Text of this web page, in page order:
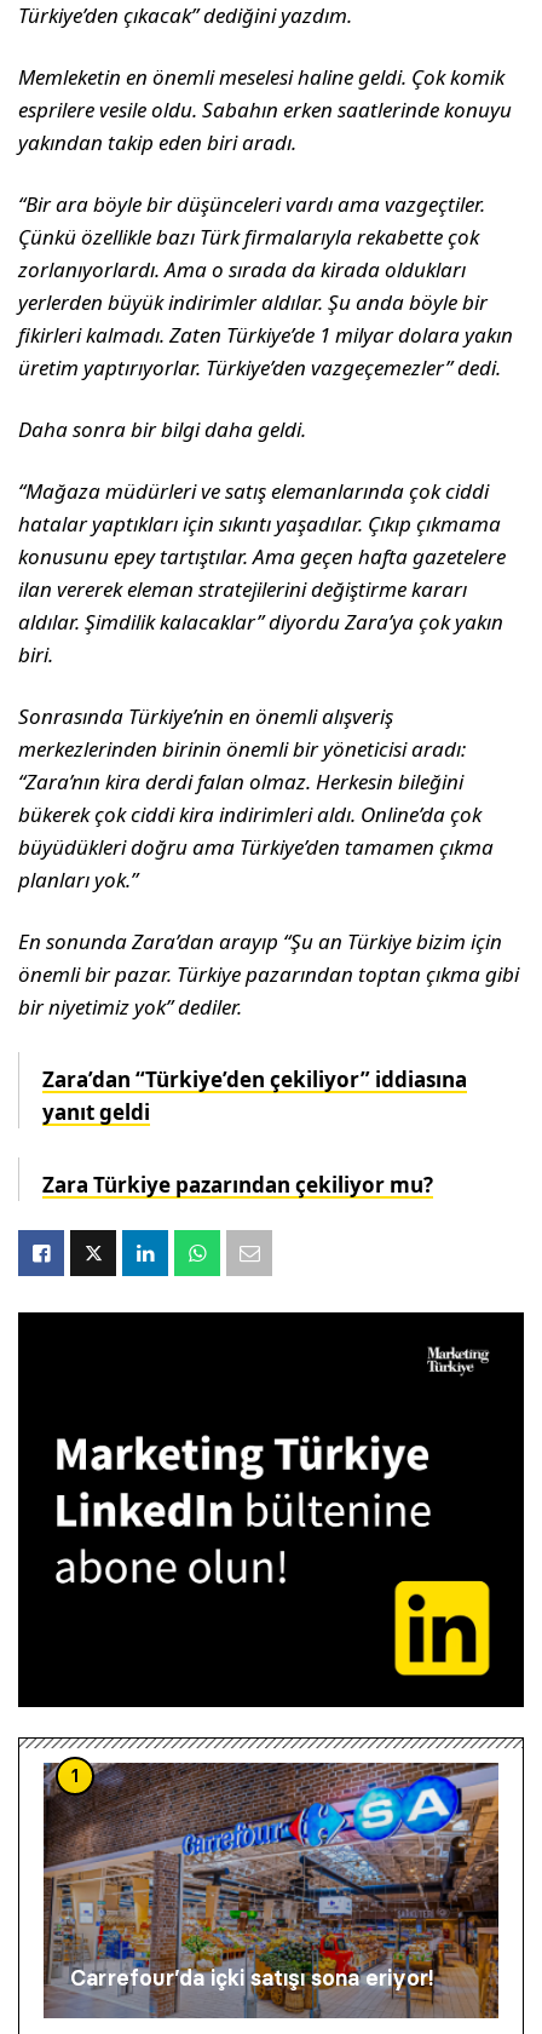
Türkiye’den çıkacak” dediğini yazdım.
Memleketin en önemli meselesi haline geldi. Çok komik
esprilere vesile oldu. Sabahın erken saatlerinde konuyu
yakından takip eden biri aradı.
“Bir ara böyle bir düşünceleri vardı ama vazgeçtiler.
Çünkü özellikle bazı Türk firmalarıyla rekabette çok
zorlanıyorlardı. Ama o sırada da kirada oldukları
yerlerden büyük indirimler aldılar. Şu anda böyle bir
fikirleri kalmadı. Zaten Türkiye’de 1 milyar dolara yakın
üretim yaptırıyorlar. Türkiye’den vazgeçemezler” dedi.
Daha sonra bir bilgi daha geldi.
“Mağaza müdürleri ve satış elemanlarında çok ciddi
hatalar yaptıkları için sıkıntı yaşadılar. Çıkıp çıkmama
konusunu epey tartıştılar. Ama geçen hafta gazetelere
ilan vererek eleman stratejilerini değiştirme kararı
aldılar. Şimdilik kalacaklar” diyordu Zara’ya çok yakın
biri.
Sonrasında Türkiye’nin en önemli alışveriş
merkezlerinden birinin önemli bir yöneticisi aradı:
“Zara’nın kira derdi falan olmaz. Herkesin bileğini
bükerek çok ciddi kira indirimleri aldı. Online’da çok
büyüdükleri doğru ama Türkiye’den tamamen çıkma
planları yok.”
En sonunda Zara’dan arayıp “Şu an Türkiye bizim için
önemli bir pazar. Türkiye pazarından toptan çıkma gibi
bir niyetimiz yok” dediler.
Zara’dan “Türkiye’den çekiliyor” iddiasına
yanıt geldi
Zara Türkiye pazarından çekiliyor mu?
1
Carrefour’da içki satışı sona eriyor!